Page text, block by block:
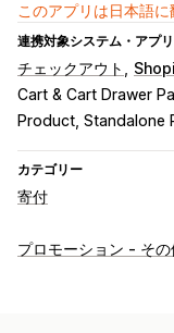
このアプリは日本語
連携対象システム・アプリ
チェックアウト
Cart & Cart Drawer
Product, Standalone
カテゴリー
寄付
寄付タイプ
プロモーション - その